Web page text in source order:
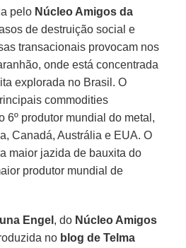
pelo Núcleo Amigos da
de destruição social e
transacionais provocam nos
onde está concentrada
explorada no Brasil. O
commodities
6º produtor mundial do metal,
Canadá, Austrália e EUA. O
maior jazida de bauxita do
produtor mundial de
Engel , do Núcleo Amigos
no blog de Telma